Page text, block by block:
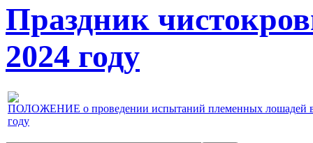
Праздник
2024 году
ПОЛОЖЕНИЕ о проведении испытаний племенных лошадей
году